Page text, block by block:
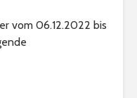
vom 06.12.2022 bis